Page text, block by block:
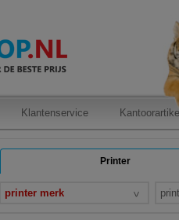
Klantenservice
Printer
printer merk